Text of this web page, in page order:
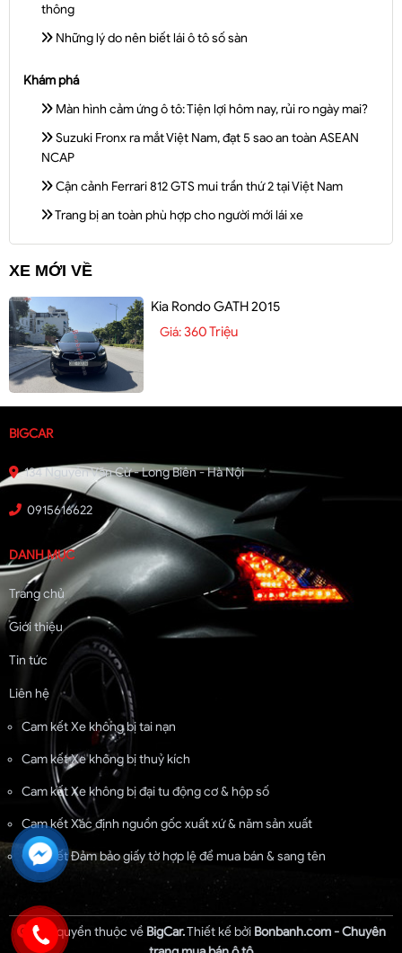
thông
Những lý do nên biết lái ô tô số sàn
Khám phá
Màn hình cảm ứng ô tô: Tiện lợi hôm nay, rủi ro ngày mai?
Suzuki Fronx ra mắt Việt Nam, đạt 5 sao an toàn ASEAN
NCAP
Cận cảnh Ferrari 812 GTS mui trần thứ 2 tại Việt Nam
Trang bị an toàn phù hợp cho người mới lái xe
XE MỚI VỀ
Kia Rondo GATH 2015
Giá:360 Triệu
BIGCAR
134 Nguyễn Văn Cừ - Long Biên - Hà Nội
0915616622
DANH MỤC
Trang chủ
Giới thiệu
Tin tức
Liên hệ
Cam kết Xe không bị tai nạn
Cam kết Xe không bị thuỷ kích
Cam kết Xe không bị đại tu động cơ & hộp số
Cam kết Xác định nguồn gốc xuất xứ & năm sản xuất
Cam kết Đảm bảo giấy tờ hợp lệ để mua bán & sang tên
Bản quyền thuộc về BigCar.Thiết kế bởi Bonbanh.com - Chuyên